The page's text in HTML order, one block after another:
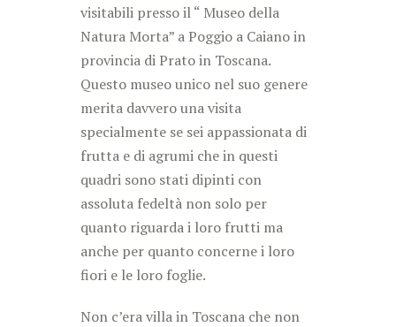
visitabili presso il “ Museo della
Natura Morta” a Poggio a Caiano in
provincia di Prato in Toscana.
Questo museo unico nel suo genere
merita davvero una visita
specialmente se sei appassionata di
frutta e di agrumi che in questi
quadri sono stati dipinti con
assoluta fedeltà non solo per
quanto riguarda i loro frutti ma
anche per quanto concerne i loro
fiori e le loro foglie.
Non c’era villa in Toscana che non